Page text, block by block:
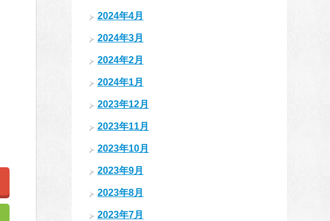
2024年4月
2024年3月
2024年2月
2024年1月
2023年12月
2023年11月
2023年10月
2023年9月
2023年8月
2023年7月